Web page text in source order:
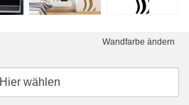
Wandfarbe ändern
Hier wählen